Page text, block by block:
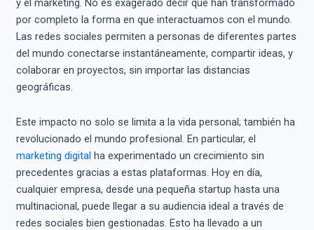
y el marketing. No es exagerado decir que han transformado
por completo la forma en que interactuamos con el mundo.
Las redes sociales permiten a personas de diferentes partes
del mundo conectarse instantáneamente, compartir ideas, y
colaborar en proyectos, sin importar las distancias
geográficas.
Este impacto no solo se limita a la vida personal; también ha
revolucionado el mundo profesional. En particular, el
marketing digital ha experimentado un crecimiento sin
precedentes gracias a estas plataformas. Hoy en día,
cualquier empresa, desde una pequeña startup hasta una
multinacional, puede llegar a su audiencia ideal a través de
redes sociales bien gestionadas. Esto ha llevado a un